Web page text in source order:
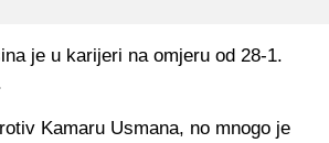
je u karijeri na omjeru od 28-1.
Kamaru Usmana, no mnogo je